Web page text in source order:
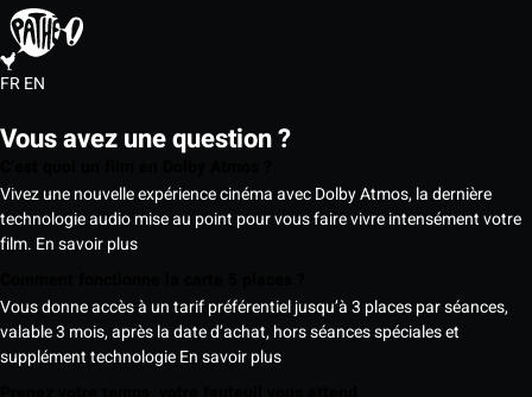
FREN
Vous avez une question ?
Vivez une nouvelle expérience cinéma avec Dolby Atmos, la dernière
technologie audio mise au point pour vous faire vivre intensément votre
film. En savoir plus
Vous donne accès à un tarif préférentiel jusqu’à 3 places par séances,
valable 3 mois, après la date d’achat, hors séances spéciales et
supplément technologieEn savoir plus